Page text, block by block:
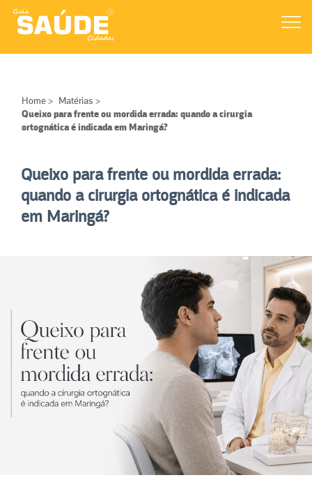
Home > Matérias >
Queixo para frente ou mordida errada: quando a cirurgia
ortognática é indicada em Maringá?
Queixo para frente ou mordida errada:
quando a cirurgia ortognática é indicada
em Maringá?